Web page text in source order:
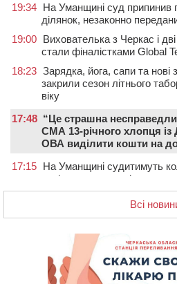
19:34 На Уманщині суд припинив
ділянок, незаконно
19:00 Вихователька з Черкас і дві
стали фіналістками Global
18:23 Зарядка, йога, сапи та
закрили сезон літнього
віку
17:48 “Це страшна
СМА 13-річного хлопця
ОВА виділити кошти на
17:15 На Уманщині судитимуть
освіти через закупівлю
ціною
До 1 вересня у Черкасах
розмітку біля навчальних
На честь загиблого
Всі